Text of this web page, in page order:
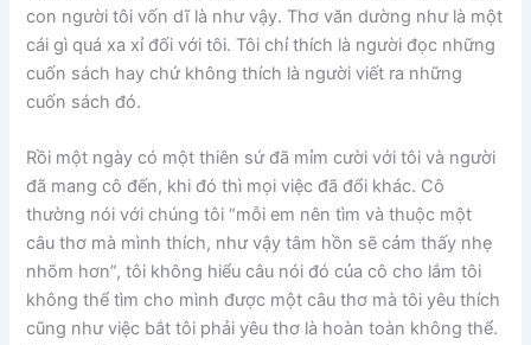
con người tôi vốn dĩ là như vậy. Thơ văn dường như là một
cái gì quá xa xỉ đối với tôi. Tôi chỉ thích là người đọc những
cuốn sách hay chứ không thích là người viết ra những
cuốn sách đó.
Rồi một ngày có một thiên sứ đã mỉm cười với tôi và người
đã mang cô đến, khi đó thì mọi việc đã đổi khác. Cô
thường nói với chúng tôi “mỗi em nên tìm và thuộc một
câu thơ mà mình thích, như vậy tâm hồn sẽ cảm thấy nhẹ
nhõm hơn”, tôi không hiểu câu nói đó của cô cho lắm tôi
không thể tìm cho mình được một câu thơ mà tôi yêu thích
cũng như việc bắt tôi phải yêu thơ là hoàn toàn không thể.